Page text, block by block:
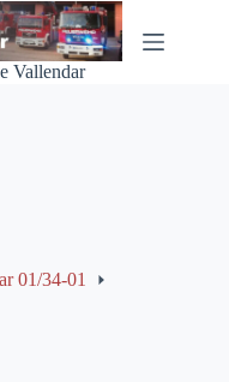
Vallendar
01/34-01